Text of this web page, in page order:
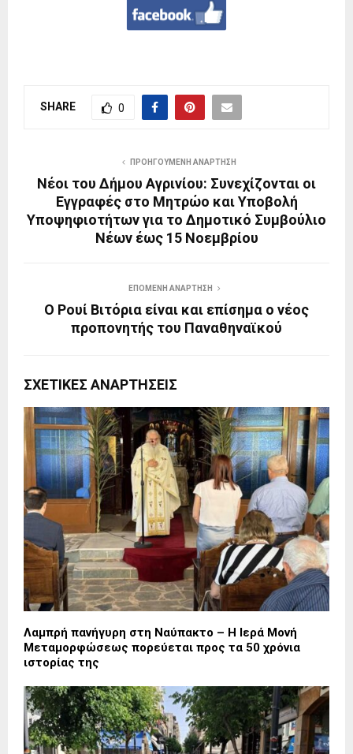
SHARE 0
ΠΡΟΗΓΟΎΜΕΝΗ ΑΝΆΡΤΗΣΗ
Νέοι του Δήμου Αγρινίου: Συνεχίζονται οι
Εγγραφές στο Μητρώο και Υποβολή
Υποψηφιοτήτων για το Δημοτικό Συμβούλιο
Νέων έως 15 Νοεμβρίου
ΕΠΌΜΕΝΗ ΑΝΆΡΤΗΣΗ
Ο Ρουί Βιτόρια είναι και επίσημα ο νέος
προπονητής του Παναθηναϊκού
ΣΧΕΤΙΚΈΣ ΑΝΑΡΤΉΣΕΙΣ
Λαμπρή πανήγυρη στη Ναύπακτο – Η Ιερά Μονή
Μεταμορφώσεως πορεύεται προς τα 50 χρόνια
ιστορίας της